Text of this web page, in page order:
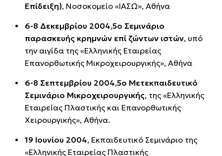
Επίδειξη), Νοσοκομείο «ΙΑΣΩ», Αθήνα
6-8 Δεκεμβρίου 2004,5ο Σεμινάριο
παρασκευής κρημνών επί ζώντων ιστών, υπό
την αιγίδα της «Ελληνικής Εταιρείας
Επανορθωτικής Μικροχειρουργικής», Αθήνα
6-8 Σεπτεμβρίου 2004,5ο Μετεκπαιδευτικό
Σεμινάριο Μικροχειρουργικής, της «Ελληνικής
Εταιρείας Πλαστικής και Επανορθωτικής
Χειρουργικής», Αθήνα.
19 Ιουνίου 2004, Εκπαιδευτικό Σεμινάριο της
«Ελληνικής Εταιρείας Πλαστικής